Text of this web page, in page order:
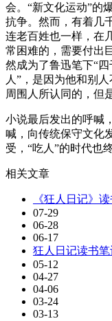
会。“新文化运动”的
抗争。然而，有着几
连老百姓也一样，在
常困难的，需要付出
然成为了鲁迅笔下“
人”，是因为他和别
周围人所认同的，但
小说最后发出的呼喊
喊，向传统保守文化
受，“吃人”的时代也
相关文章
《狂人日记》
07-29
06-28
06-17
狂人日记读书笔
05-12
04-27
04-06
03-24
03-13